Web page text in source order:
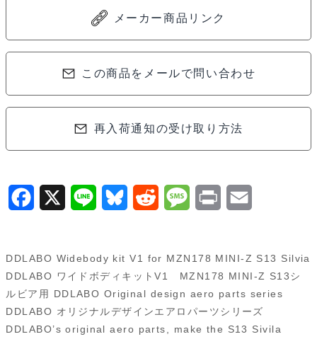
イ
ド
デ
ッ
V1
MZN178
Z
S13
シ
ル
ビ
メーカー商品リンク
この商品をメールで問い合わせ
再入荷通知の受け取り方法
e
b
o
X
e
B
e
s
R
d
i
M
s
a
g
P
n
t l
DDLABO Widebody kit V1 for MZN178 MINI-Z S13 Silvia
DDLABO ワイドボディキットV1 MZN178 MINI-Z S13シ
ルビア用 DDLABO Original design aero parts series
DDLABO オリジナルデザインエアロパーツシリーズ
DDLABO’s original aero parts, make the S13 Sivila